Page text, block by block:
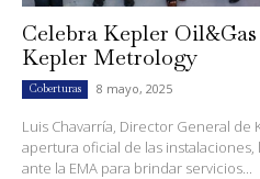
Celebra Kepler
Kepler Metrology
Coberturas 8 mayo, 2025
Luis Chavarría, Director General de
apertura oficial de las
ante la EMA para brindar servicios...